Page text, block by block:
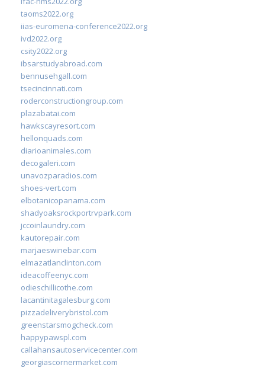
taoms2022.org
iias-euromena-conference2022.org
ivd2022.org
csity2022.org
ibsarstudyabroad.com
bennusehgall.com
tsecincinnati.com
roderconstructiongroup.com
plazabatai.com
hawkscayresort.com
hellonquads.com
diarioanimales.com
decogaleri.com
unavozparadios.com
shoes-vert.com
elbotanicopanama.com
shadyoaksrockportrvpark.com
jccoinlaundry.com
kautorepair.com
marjaeswinebar.com
elmazatlanclinton.com
ideacoffeenyc.com
odieschillicothe.com
lacantinitagalesburg.com
pizzadeliverybristol.com
greenstarsmogcheck.com
happypawspl.com
callahansautoservicecenter.com
georgiascornermarket.com